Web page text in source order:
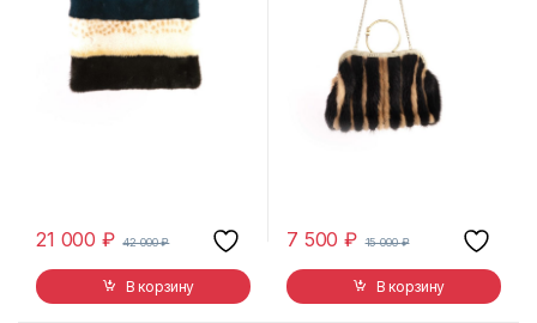
21 000₽ 42 000₽
В корзину
7 500₽ 15 000₽
В корзину